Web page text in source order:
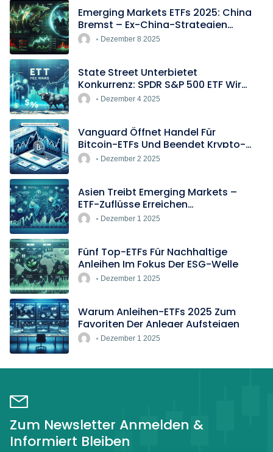
Emerging Markets ETFs 2025: China
Bremst – Ex-China-Strategien
BoomenDezember 8 2025
State Street Unterbietet
Konkurrenz: SPDR S&P 500 ETF Wird
Europas Günstigster Indextracker
Dezember 4 2025
Vanguard Öffnet Handel Für
Bitcoin-ETFs Und Beendet Krypto-
BlockadeDezember 2 2025
Asien Treibt Emerging Markets –
ETF-Zuflüsse Erreichen
Rekordtempo
Dezember 1 2025
Fünf Top-ETFs Für Nachhaltige
Anleihen Im Fokus Der ESG-Welle
Dezember 1 2025
Warum Anleihen-ETFs 2025 Zum
Favoriten Der Anleger Aufsteigen
Dezember 1 2025
Zum Newsletter Anmelden &
Informiert Bleiben